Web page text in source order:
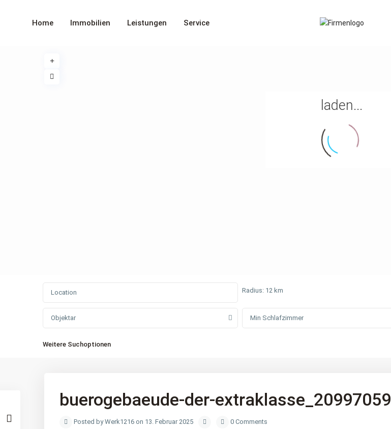
Home Immobilien Leistungen Service
laden...
Radius: 12 km
Objektar Min Schlafzimmer
Weitere Suchoptionen
buerogebaeude-der-extraklasse_20997059
Posted by Werk1216 on 13. Februar 2025 0 Comments